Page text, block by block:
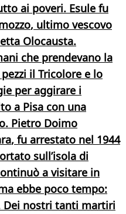
ai poveri. Esule fu
, ultimo vescovo
Olocausta.
che prendevano la
il Tricolore e lo
per aggirare i
a Pisa con una
Pietro Doimo
, fu arrestato nel 1944
sull’isola di
a visitare in
ebbe poco tempo:
Dei nostri tanti martiri